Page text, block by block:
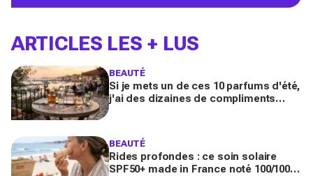
ARTICLES LES + LUS
BEAUTÉ
Si je mets un de ces 10 parfums d'été,
j'ai des dizaines de compliments
BEAUTÉ
Rides profondes : ce soin solaire
SPF50+ made in France noté 100/100